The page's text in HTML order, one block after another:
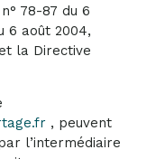
78-87 du 6
6 août 2004,
la Directive
, peuvent
l’intermédiaire